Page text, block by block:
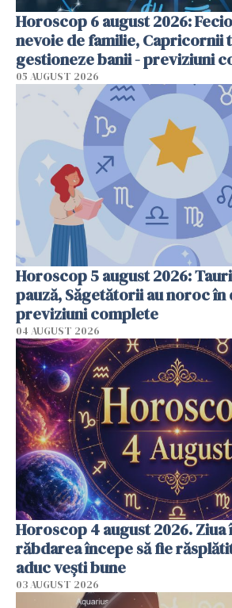
Horoscop 6 august 2026:
nevoie de familie, Capricornii
gestioneze banii - previziuni
05 AUGUST 2026
Horoscop 5 august 2026:
pauză, Săgetătorii au noroc
previziuni complete
04 AUGUST 2026
Horoscop 4 august 2026. Ziua
răbdarea începe să fie
aduc vești bune
03 AUGUST 2026